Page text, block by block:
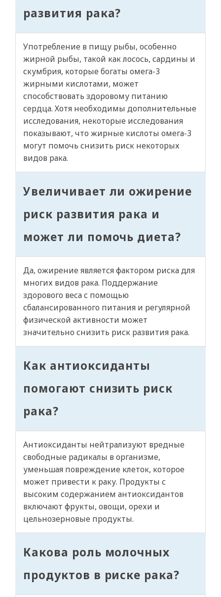
развития рака?
Употребление в пищу рыбы, особенно
жирной рыбы, такой как лосось, сардины и
скумбрия, которые богаты омега-3
жирными кислотами, может
способствовать здоровому питанию
сердца. Хотя необходимы дополнительные
исследования, некоторые исследования
показывают, что жирные кислоты омега-3
могут помочь снизить риск некоторых
видов рака.
Увеличивает ли ожирение
риск развития рака и
может ли помочь диета?
Да, ожирение является фактором риска для
многих видов рака. Поддержание
здорового веса с помощью
сбалансированного питания и регулярной
физической активности может
значительно снизить риск развития рака.
Как антиоксиданты
помогают снизить риск
рака?
Антиоксиданты нейтрализуют вредные
свободные радикалы в организме,
уменьшая повреждение клеток, которое
может привести к раку. Продукты с
высоким содержанием антиоксидантов
включают фрукты, овощи, орехи и
цельнозерновые продукты.
Какова роль молочных
продуктов в риске рака?